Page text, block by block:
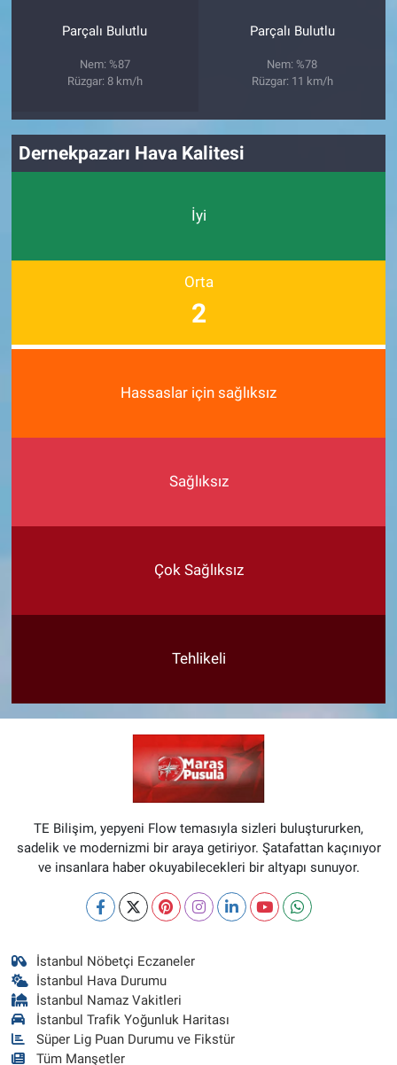
Parçalı Bulutlu
Nem: %87
Rüzgar: 8 km/h
Parçalı Bulutlu
Nem: %78
Rüzgar: 11 km/h
Dernekpazarı Hava Kalitesi
İyi
Orta
2
Hassaslar için sağlıksız
Sağlıksız
Çok Sağlıksız
Tehlikeli
TE Bilişim, yepyeni Flow temasıyla sizleri buluştururken,
sadelik ve modernizmi bir araya getiriyor. Şatafattan kaçınıyor
ve insanlara haber okuyabilecekleri bir altyapı sunuyor.
İstanbul Nöbetçi Eczaneler
İstanbul Hava Durumu
İstanbul Namaz Vakitleri
İstanbul Trafik Yoğunluk Haritası
Süper Lig Puan Durumu ve Fikstür
Tüm Manşetler